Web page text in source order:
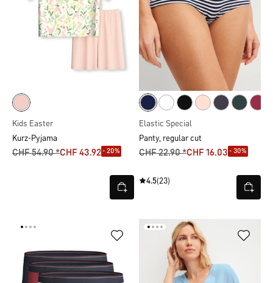
Kids Easter
Kurz-Pyjama
CHF 54.90 *CHF 43.92- 20%
Elastic Special
Panty, regular cut
CHF 22.90 *CHF 16.03 - 30%
4.5(23)